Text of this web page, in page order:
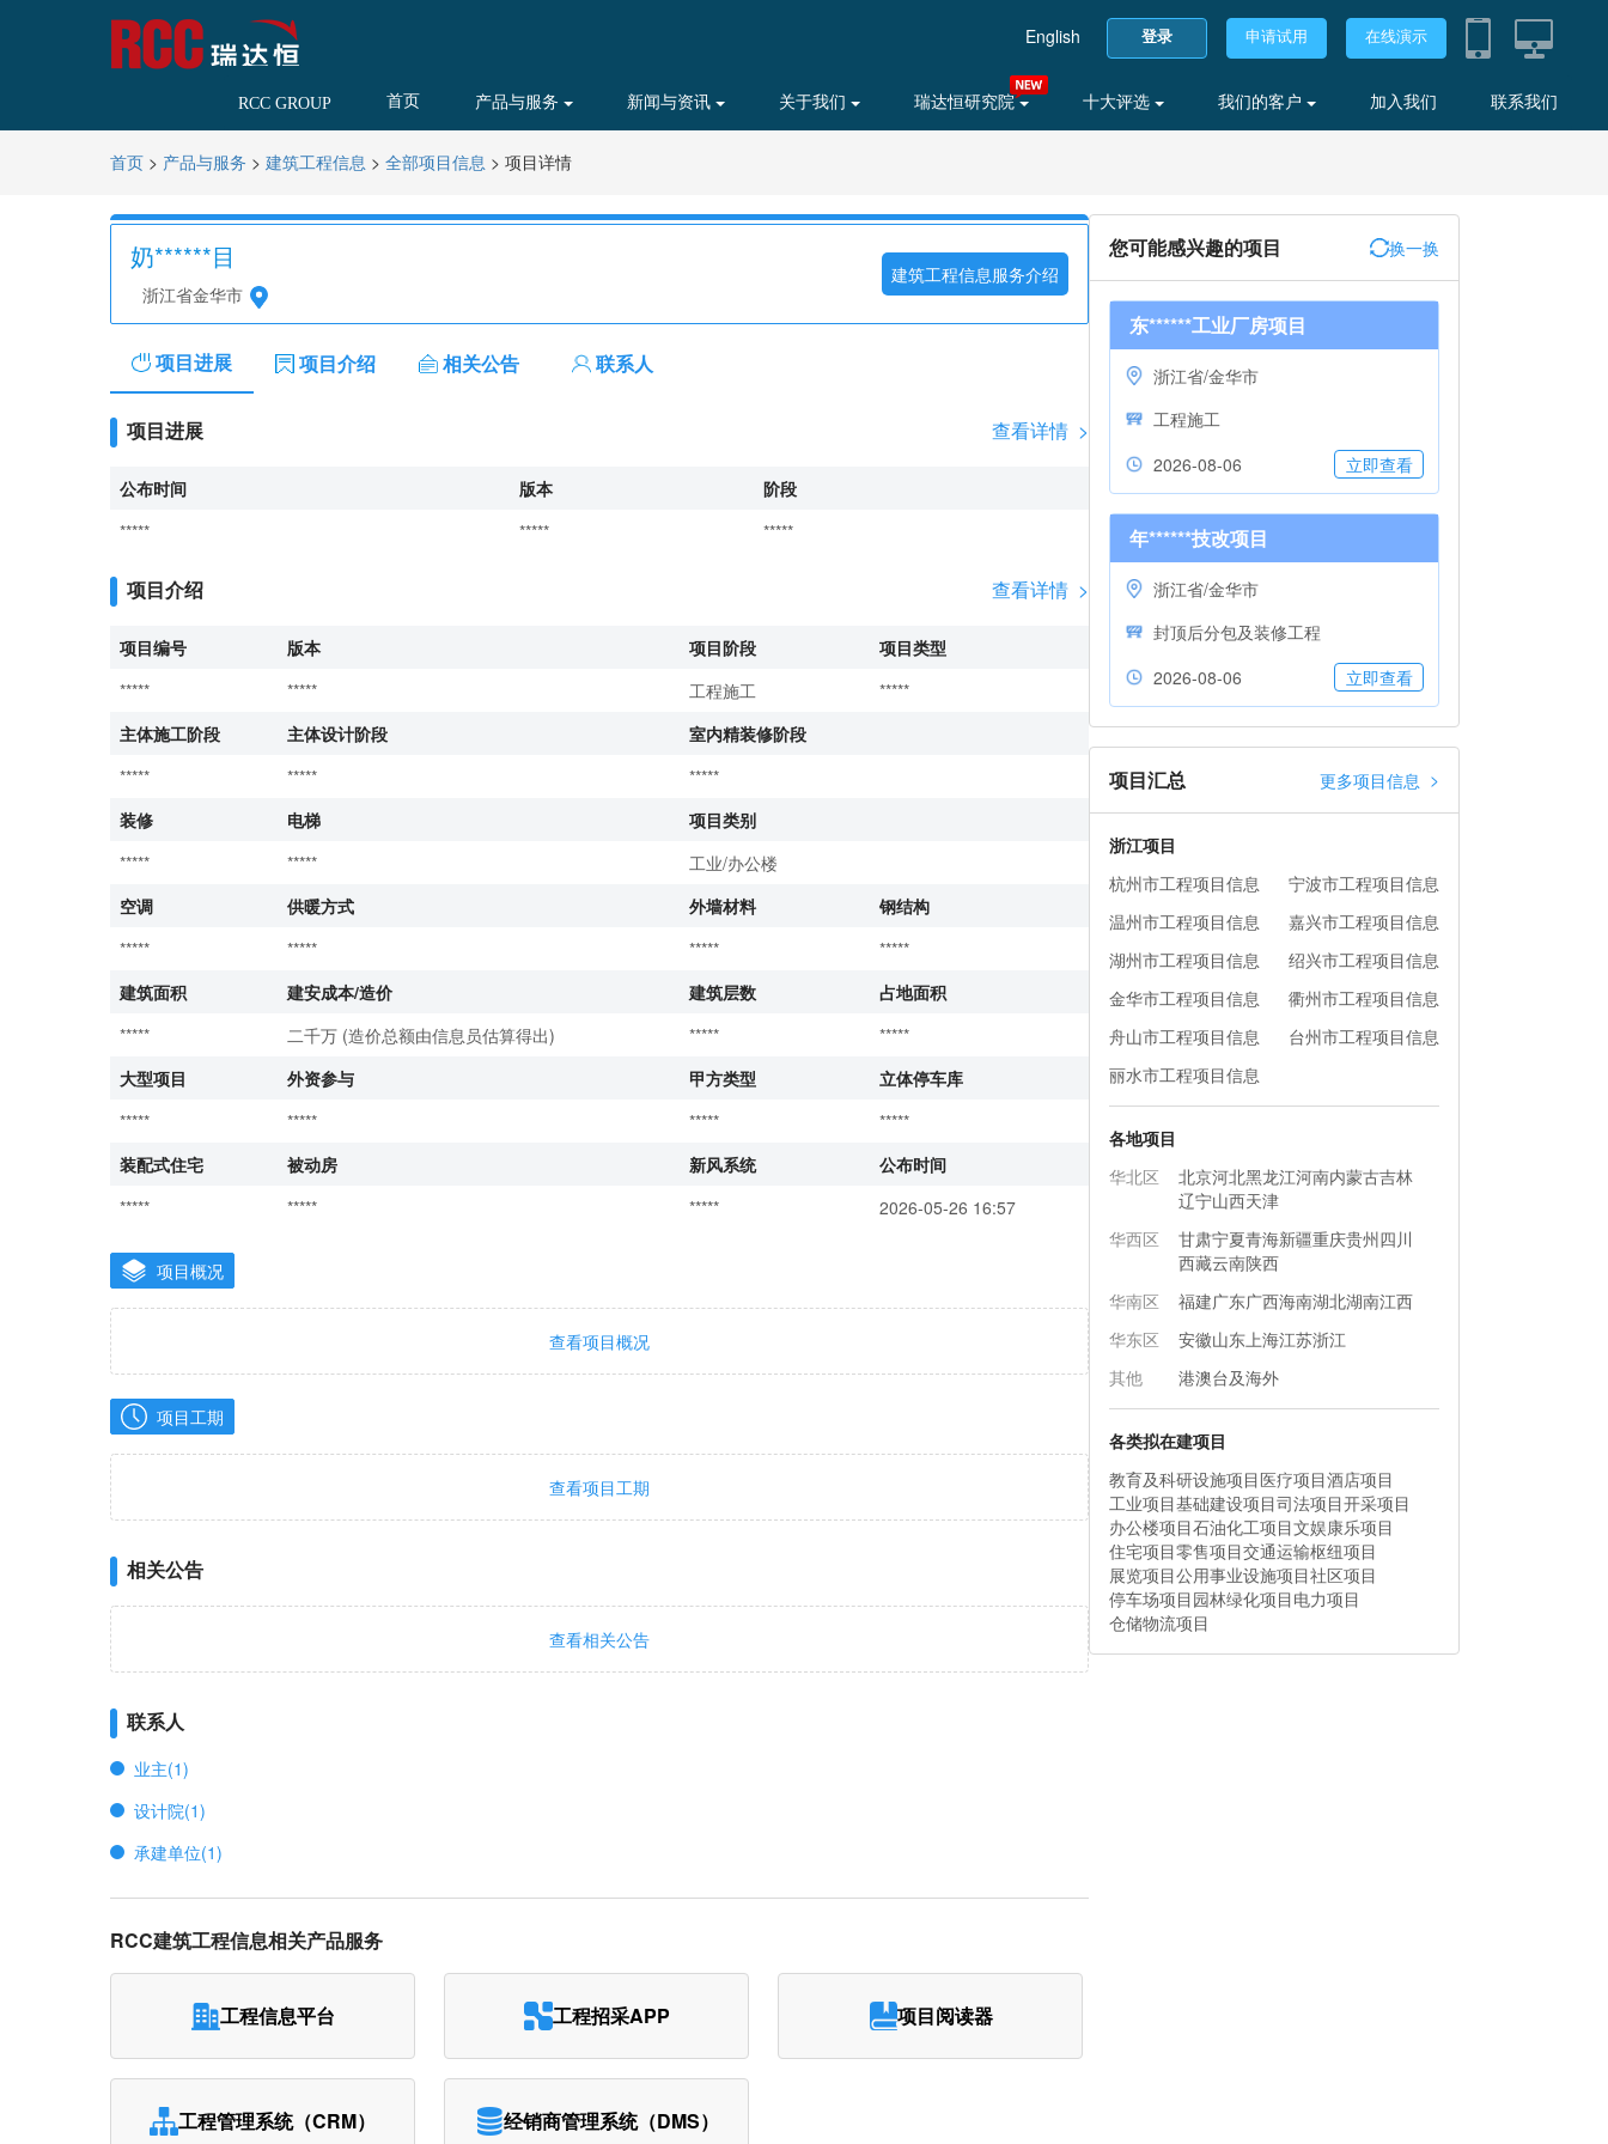
English 登录 申请试用 在线演示
RCC GROUP 首页 产品与服务 新闻与资讯 关于我们 瑞达恒研究院 十大评选 我们的客户 加入我们 联系我们
首页 > 产品与服务 > 建筑工程信息 > 全部项目信息 > 项目详情
奶******目
浙江省金华市
建筑工程信息服务介绍
项目进展 项目介绍 相关公告 联系人
项目进展 查看详情 >
公布时间 版本
阶段
*****
***** *****
项目介绍 查看详情 >
项目编号 版本 项目阶段
项目类型
*****
***** 工程施工
*****
主体施工阶段
主体设计阶段
室内精装修阶段
*****
*****
*****
装修
电梯
项目类别
*****
*****
工业/办公楼
空调
供暖方式 外墙材料
钢结构
*****
***** *****
*****
建筑面积
建安成本/造价 建筑层数
占地面积
*****
二千万 (造价总额由信息员估算得出) *****
*****
大型项目
外资参与 甲方类型
立体停车库
*****
***** *****
*****
装配式住宅
被动房 新风系统
公布时间
*****
***** ***** 2026-05-26 16:57
项目概况
查看项目概况
项目工期
查看项目工期
相关公告
查看相关公告
联系人
业主(1)
设计院(1)
承建单位(1)
RCC建筑工程信息相关产品服务
工程信息平台 工程招采APP 项目阅读器
工程管理系统（CRM） 经销商管理系统（DMS）
您可能感兴趣的项目 换一换
东******工业厂房项目
浙江省/金华市
工程施工
2026-08-06
立即查看
年******技改项目
浙江省/金华市
封顶后分包及装修工程
2026-08-06
立即查看
项目汇总 更多项目信息 >
浙江项目
杭州市工程项目信息
宁波市工程项目信息
温州市工程项目信息
嘉兴市工程项目信息
湖州市工程项目信息
绍兴市工程项目信息
金华市工程项目信息
衢州市工程项目信息
舟山市工程项目信息
台州市工程项目信息
丽水市工程项目信息
各地项目
华北区
北京河北黑龙江河南内蒙古吉林
辽宁山西天津
华西区
甘肃宁夏青海新疆重庆贵州四川
西藏云南陕西
华南区
福建广东广西海南湖北湖南江西
华东区
安徽山东上海江苏浙江
其他
港澳台及海外
各类拟在建项目
教育及科研设施项目医疗项目酒店项目
工业项目基础建设项目司法项目开采项目
办公楼项目石油化工项目文娱康乐项目
住宅项目零售项目交通运输枢纽项目
展览项目公用事业设施项目社区项目
停车场项目园林绿化项目电力项目
仓储物流项目